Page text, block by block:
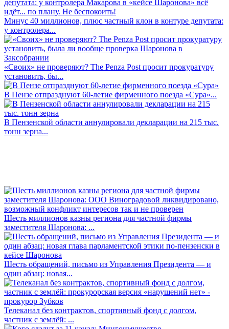
Минус 40 миллионов, плюс частный клон в контуре депутата:
у контролера...
«Своих» не проверяют? The Penza Post просит прокуратуру
установить, бы...
В Пензе отпразднуют 60-летие фирменного поезда «Сура»...
В Пензенской области аннулировали декларации на 215 тыс.
тонн зерна...
Шесть миллионов казны региона для частной фирмы
заместителя Шаронова: ...
Шесть обращений, письмо из Управления Президента — и
один абзац: новая...
Телеканал без контрактов, спортивный фонд с долгом,
частник с землёй: ...